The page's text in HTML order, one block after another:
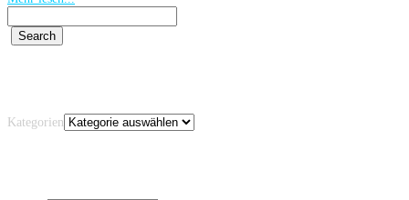
Kategorien